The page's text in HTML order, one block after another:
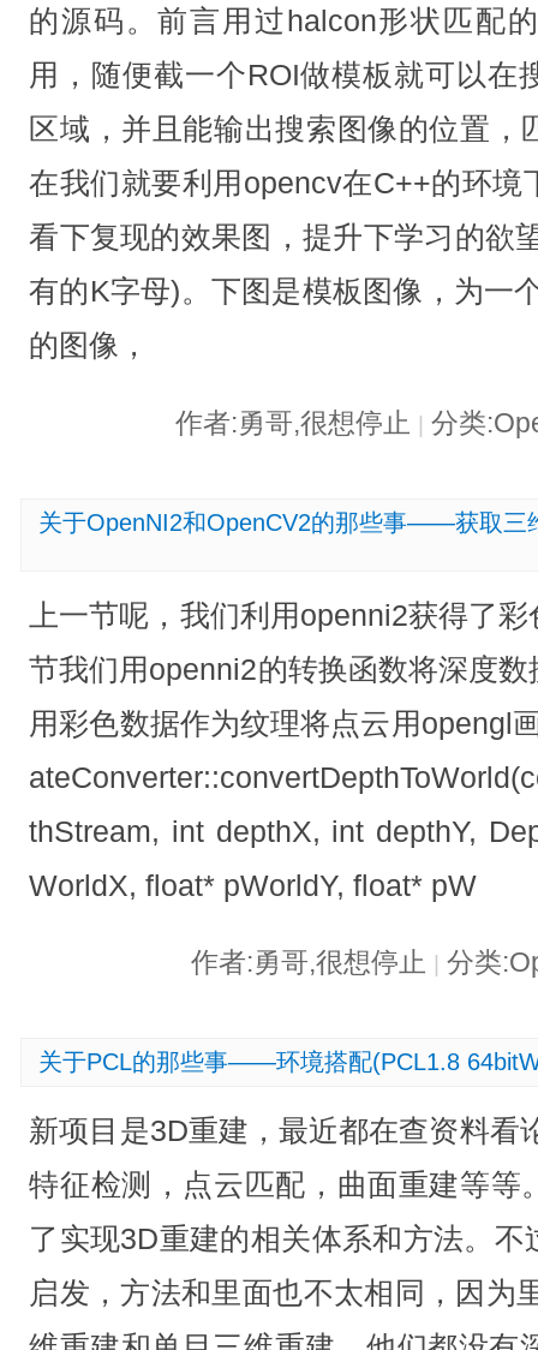
的源码。前言用过halcon形状匹配
用，随便截一个ROI做模板就可以在
区域，并且能输出搜索图像的位置，
在我们就要利用opencv在C++的环境
看下复现的效果图，提升下学习的欲
有的K字母)。下图是模板图像，为一
的图像，
作者:勇哥,很想停止 | 分类
关于OpenNI2和OpenCV2的那些事——获取三
上一节呢，我们利用openni2获得了
节我们用openni2的转换函数将深度
用彩色数据作为纹理将点云用opengl
thStream, int depthX, int depthY,
WorldX, float* pWorldY, float* pW
作者:勇哥,很想停止 分类
关于PCL的那些事——环境搭配(PCL1.8
新项目是3D重建，最近都在查资料看
特征检测，点云匹配，曲面重建等等
了实现3D重建的相关体系和方法。
启发，方法和里面也不太相同，因为